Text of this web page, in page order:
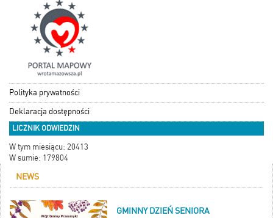
Polityka prywatności
Deklaracja dostępności
LICZNIK ODWIEDZIN
W tym miesiącu: 20413
W sumie: 179804
NEWS
GMINNY DZIEŃ SENIORA